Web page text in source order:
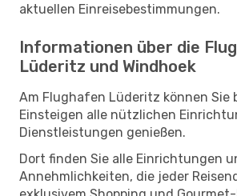
aktuellen Einreisebestimmungen.
Informationen über die
Lüderitz und Windhoek
Am Flughafen Lüderitz können Sie
Einsteigen alle nützlichen
Dienstleistungen genießen.
Dort finden Sie alle Einrichtungen
Annehmlichkeiten, die jeder